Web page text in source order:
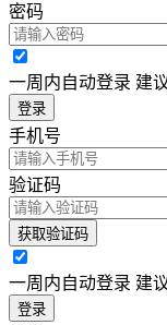
密码
一周内自动登录 建
登录
手机号
验证码
获取验证码
一周内自动登录 建
登录